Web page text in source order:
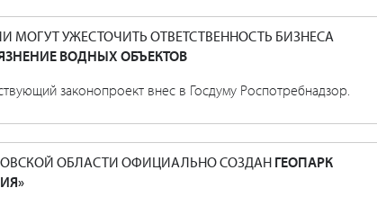
МОГУТ УЖЕСТОЧИТЬ ОТВЕТСТВЕННОСТЬ БИЗНЕСА
ВОДНЫХ ОБЪЕКТОВ
законопроект внес в Госдуму Роспотребнадзор.
ОБЛАСТИ ОФИЦИАЛЬНО СОЗДАН ГЕОПАРК